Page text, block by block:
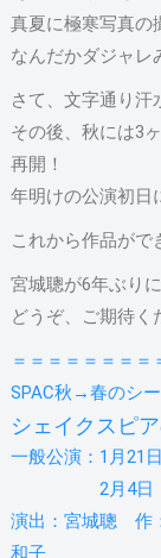
真夏に極寒写真の
なんだかダジャレ
さて、文字通り汗
その後、秋には3
再開！
年明けの公演初日
これから作品がで
宮城聰が6年ぶり
どうぞ、ご期待く
＝＝＝＝＝＝＝＝
SPAC秋→春のシ
シェイクスピア
一般公演：1月21
2月4日（土）
演出：宮城聰 作
和子